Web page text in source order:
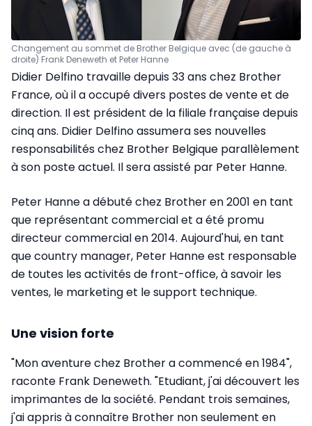
Changement au sommet de Brother Belgique avec (de gauche à
droite) Frank Deneweth et Peter Hanne
Didier Delfino travaille depuis 33 ans chez Brother
France, où il a occupé divers postes de vente et de
direction. Il est président de la filiale française depuis
cinq ans. Didier Delfino assumera ses nouvelles
responsabilités chez Brother Belgique parallèlement
à son poste actuel. Il sera assisté par Peter Hanne.
Peter Hanne a débuté chez Brother en 2001 en tant
que représentant commercial et a été promu
directeur commercial en 2014. Aujourd'hui, en tant
que country manager, Peter Hanne est responsable
de toutes les activités de front-office, à savoir les
ventes, le marketing et le support technique.
Une vision forte
"Mon aventure chez Brother a commencé en 1984",
raconte Frank Deneweth. "Etudiant, j'ai découvert les
imprimantes de la société. Pendant trois semaines,
j'ai appris à connaître Brother non seulement en